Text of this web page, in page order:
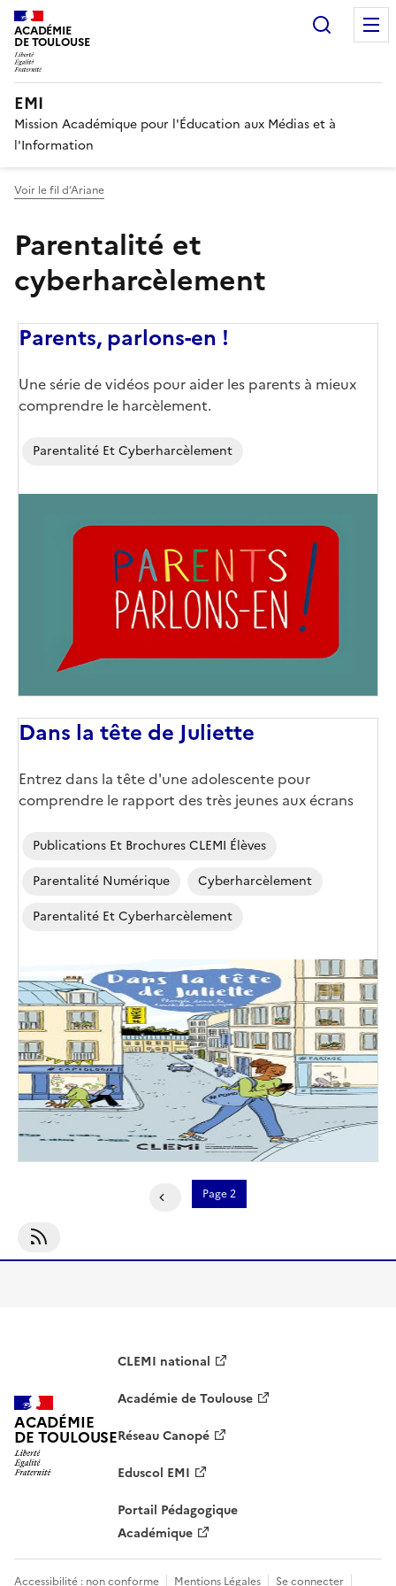
ACADÉMIE
DE TOULOUSE
EMI
Mission Académique pour l'Éducation aux Médias et à
l'Information
Voir le fil d’Ariane
Parentalité et
cyberharcèlement
Parents, parlons-en !
Corps
Une série de vidéos pour aider les parents à mieux
comprendre le harcèlement.
Parentalité Et Cyberharcèlement
Dans la tête de Juliette
Corps
Entrez dans la tête d'une adolescente pour
comprendre le rapport des très jeunes aux écrans
Publications Et Brochures CLEMI Élèves
Parentalité Numérique
Cyberharcèlement
Parentalité Et Cyberharcèlement
de
couverture
(conseillée)
Pagination
Page Précédente
Page 2
S'abonner À Parentalité Et Cyberharcèlement
ACADÉMIE
DE TOULOUSE
CLEMI national
Académie de Toulouse
Réseau Canopé
Eduscol EMI
Portail Pédagogique
Académique
Accessibilité : non conforme Mentions Légales Se connecter